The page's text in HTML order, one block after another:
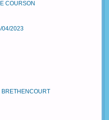
COURSON
04/2023
BRETHENCOURT